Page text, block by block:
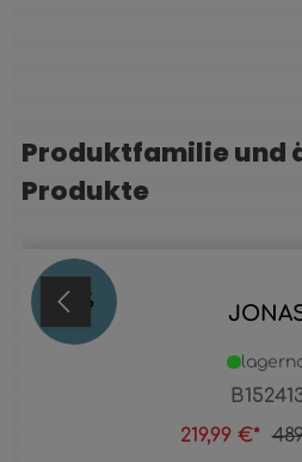
Produktgalerie überspringen
Produktfamilie und
Produkte
55 %
219,99 €*